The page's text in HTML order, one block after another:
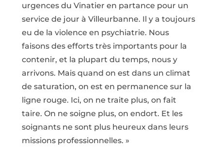
urgences du Vinatier en partance pour un
service de jour à Villeurbanne. Il y a toujours
eu de la violence en psychiatrie. Nous
faisons des efforts très importants pour la
contenir, et la plupart du temps, nous y
arrivons. Mais quand on est dans un climat
de saturation, on est en permanence sur la
ligne rouge. Ici, on ne traite plus, on fait
taire. On ne soigne plus, on endort. Et les
soignants ne sont plus heureux dans leurs
missions professionnelles. »